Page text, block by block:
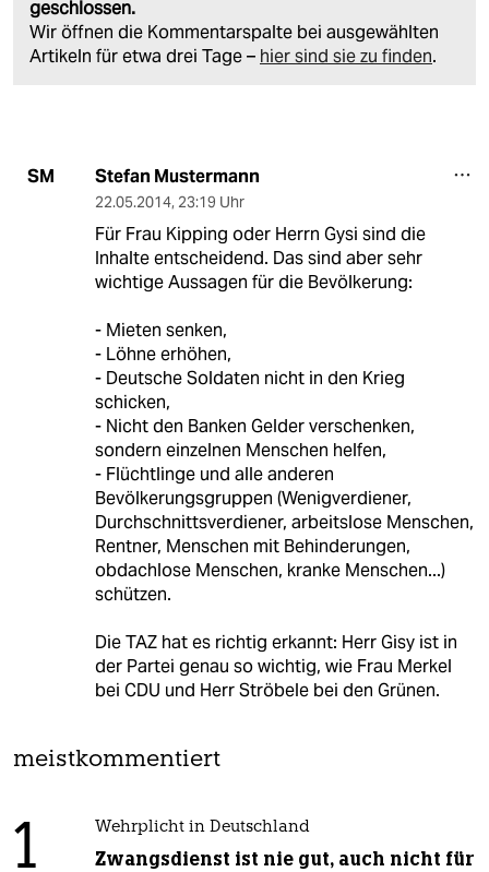
geschlossen.
Wir öffnen die Kommentarspalte bei ausgewählten
Artikeln für etwa drei Tage – hier sind sie zu finden.
SM Stefan Mustermann
22.05.2014, 23:19 Uhr
Für Frau Kipping oder Herrn Gysi sind die
Inhalte entscheidend. Das sind aber sehr
wichtige Aussagen für die Bevölkerung:
- Mieten senken,
- Löhne erhöhen,
- Deutsche Soldaten nicht in den Krieg
schicken,
- Nicht den Banken Gelder verschenken,
sondern einzelnen Menschen helfen,
- Flüchtlinge und alle anderen
Bevölkerungsgruppen (Wenigverdiener,
Durchschnittsverdiener, arbeitslose Menschen,
Rentner, Menschen mit Behinderungen,
obdachlose Menschen, kranke Menschen...)
schützen.
Die TAZ hat es richtig erkannt: Herr Gisy ist in
der Partei genau so wichtig, wie Frau Merkel
bei CDU und Herr Ströbele bei den Grünen.
meistkommentiert
1 Wehrplicht in Deutschland
Zwangsdienst ist nie gut, auch nicht für